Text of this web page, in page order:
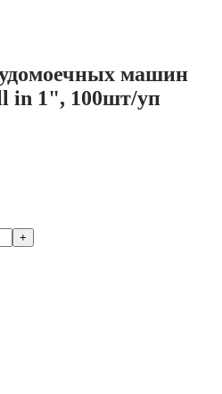
машин
in 1", 100шт/уп
+